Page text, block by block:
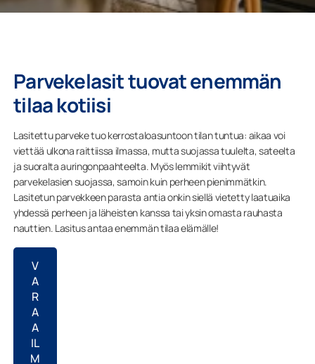
Yritys
Parvekelasit tuovat enemmän
tilaa kotiisi
Lasitettu parveke tuo kerrostaloasuntoon tilan tuntua: aikaa voi
viettää ulkona raittiissa ilmassa, mutta suojassa tuulelta, sateelta
ja suoralta auringonpaahteelta. Myös lemmikit viihtyvät
parvekelasien suojassa, samoin kuin perheen pienimmätkin.
Lasitetun parvekkeen parasta antia onkin siellä vietetty laatuaika
yhdessä perheen ja läheisten kanssa tai yksin omasta rauhasta
nauttien. Lasitus antaa enemmän tilaa elämälle!
V
A
R
A
A
IL
M